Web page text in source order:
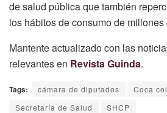
de salud pública que también
los hábitos de consumo de
Mantente actualizado con las
relevantes en Revista Guinda.
Tags: cámara de diputados
Coca
Secretaría de Salud
SHCP